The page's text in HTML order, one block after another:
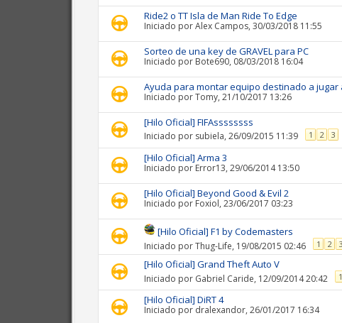
Ride2 o TT Isla de Man Ride To Edge
Iniciado porAlex Campos, 30/03/2018 11:55
Sorteo de una key de GRAVEL para PC
Iniciado por Bote690, 08/03/2018 16:04
Ayuda para montar equipo destinado a jugar
Iniciado porTomy, 21/10/2017 13:26
[Hilo Oficial] FIFAssssssss
Iniciado por subiela, 26/09/2015 11:39 1 2 3
[Hilo Oficial] Arma 3
Iniciado por Error13, 29/06/2014 13:50
[Hilo Oficial] Beyond Good & Evil 2
Iniciado por Foxiol, 23/06/2017 03:23
[Hilo Oficial] F1 by Codemasters
Iniciado porThug-Life, 19/08/2015 02:46 1 2 3
[Hilo Oficial] Grand Theft Auto V
Iniciado por Gabriel Caride, 12/09/2014 20:42 1
[Hilo Oficial] DiRT 4
Iniciado por dralexandor, 26/01/2017 16:34